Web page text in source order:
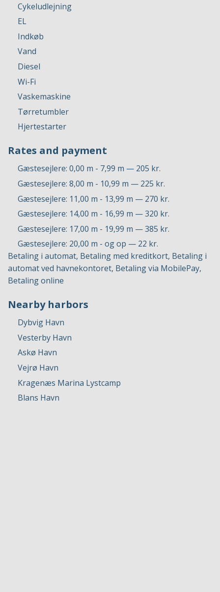
Cykeludlejning
EL
Indkøb
Vand
Diesel
Wi-Fi
Vaskemaskine
Tørretumbler
Hjertestarter
Rates and payment
Gæstesejlere: 0,00 m - 7,99 m — 205 kr.
Gæstesejlere: 8,00 m - 10,99 m — 225 kr.
Gæstesejlere: 11,00 m - 13,99 m — 270 kr.
Gæstesejlere: 14,00 m - 16,99 m — 320 kr.
Gæstesejlere: 17,00 m - 19,99 m — 385 kr.
Gæstesejlere: 20,00 m - og op — 22 kr.
Betaling i automat, Betaling med kreditkort, Betaling i
automat ved havnekontoret, Betaling via MobilePay,
Betaling online
Nearby harbors
Dybvig Havn
Vesterby Havn
Askø Havn
Vejrø Havn
Kragenæs Marina Lystcamp
Blans Havn